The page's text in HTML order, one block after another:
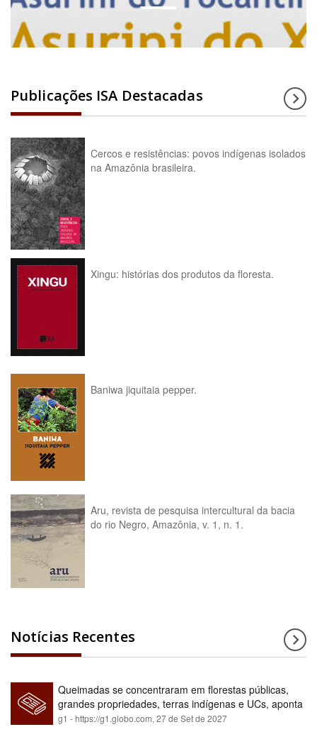
Publicações ISA Destacadas
Cercos e resistências: povos indígenas isolados
na Amazônia brasileira.
Xingu: histórias dos produtos da floresta.
Baniwa jiquitaia pepper.
Aru, revista de pesquisa intercultural da bacia
do rio Negro, Amazônia, v. 1, n. 1.
Notícias Recentes
Queimadas se concentraram em florestas públicas,
grandes propriedades, terras indígenas e UCs, aponta
relatório
g1 - https://g1.globo.com,27 de Set de 2027